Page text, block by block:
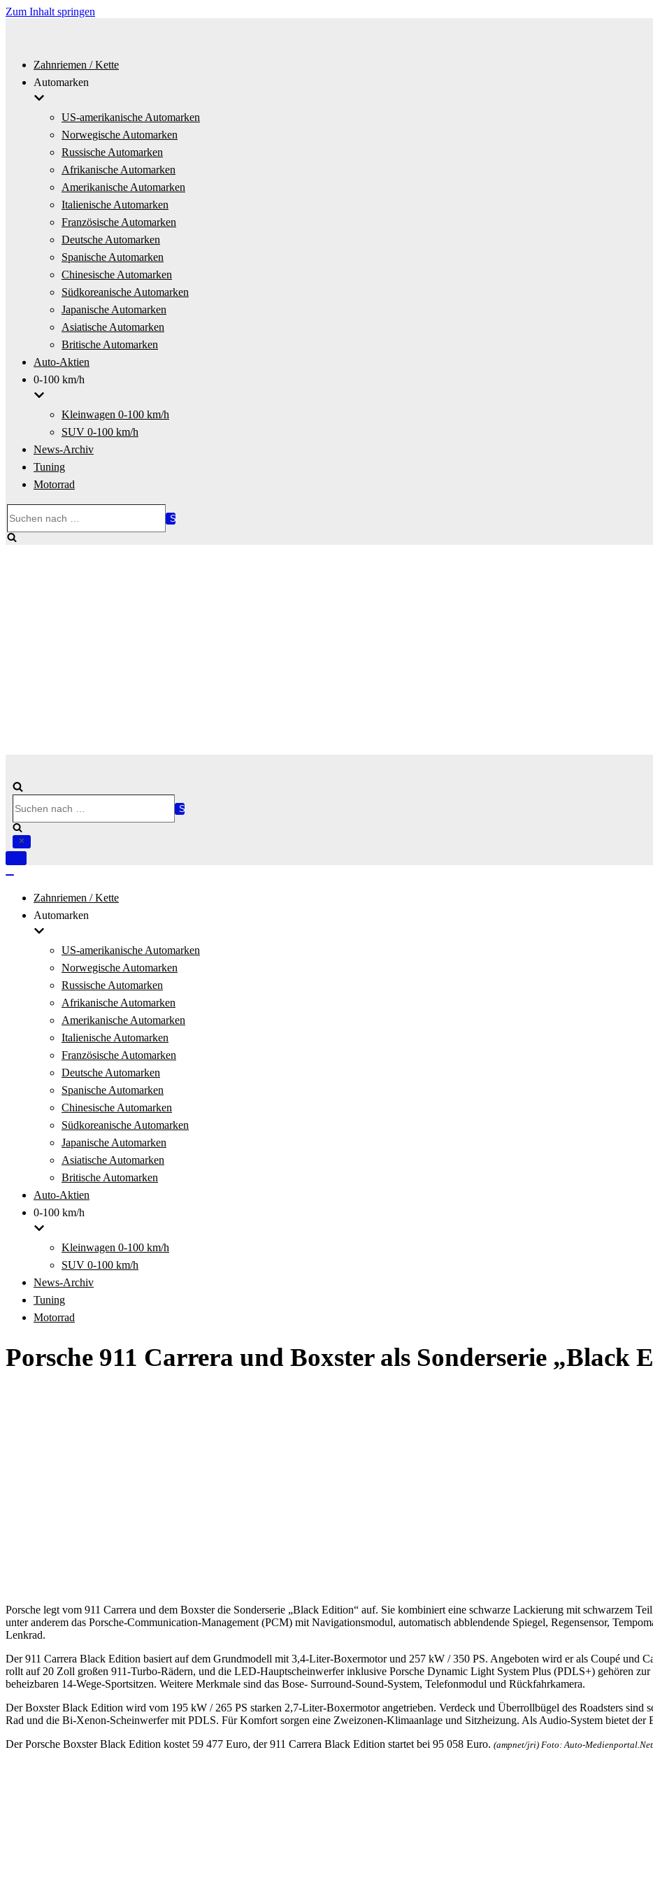
Zum Inhalt springen
Zahnriemen / Kette
Automarken
US-amerikanische Automarken
Norwegische Automarken
Russische Automarken
Afrikanische Automarken
Amerikanische Automarken
Italienische Automarken
Französische Automarken
Deutsche Automarken
Spanische Automarken
Chinesische Automarken
Südkoreanische Automarken
Japanische Automarken
Asiatische Automarken
Britische Automarken
Auto-Aktien
0-100 km/h
Kleinwagen 0-100 km/h
SUV 0-100 km/h
News-Archiv
Tuning
Motorrad
nach …
nach …
Navigation
Zahnriemen / Kette
Automarken
US-amerikanische Automarken
Norwegische Automarken
Russische Automarken
Afrikanische Automarken
Amerikanische Automarken
Italienische Automarken
Französische Automarken
Deutsche Automarken
Spanische Automarken
Chinesische Automarken
Südkoreanische Automarken
Japanische Automarken
Asiatische Automarken
Britische Automarken
Auto-Aktien
0-100 km/h
Kleinwagen 0-100 km/h
SUV 0-100 km/h
News-Archiv
Tuning
Motorrad
Porsche 911 Carrera und Boxster als Sonderserie „Black
Porsche legt vom 911 Carrera und dem Boxster die Sonderserie „Black Edition“ auf. Sie kombiniert eine schwarze Lackierung mit schwarzem
unter anderem das Porsche-Communication-Management (PCM) mit Navigationsmodul, automatisch abblendende Spiegel, Regensensor,
Lenkrad.
Der 911 Carrera Black Edition basiert auf dem Grundmodell mit 3,4-Liter-Boxermotor und 257 kW / 350 PS. Angeboten wird er als Coupé und
rollt auf 20 Zoll großen 911-Turbo-Rädern, und die LED-Hauptscheinwerfer inklusive Porsche Dynamic Light System Plus (PDLS+) gehören zur
beheizbaren 14-Wege-Sportsitzen. Weitere Merkmale sind das Bose- Surround-Sound-System, Telefonmodul und Rückfahrkamera.
Der Boxster Black Edition wird vom 195 kW / 265 PS starken 2,7-Liter-Boxermotor angetrieben. Verdeck und Überrollbügel des Roadsters sind
Rad und die Bi-Xenon-Scheinwerfer mit PDLS. Für Komfort sorgen eine Zweizonen-Klimaanlage und Sitzheizung. Als Audio-System bietet der
Der Porsche Boxster Black Edition kostet 59 477 Euro, der 911 Carrera Black Edition startet bei 95 058 Euro. (ampnet/jri) Foto: Auto-